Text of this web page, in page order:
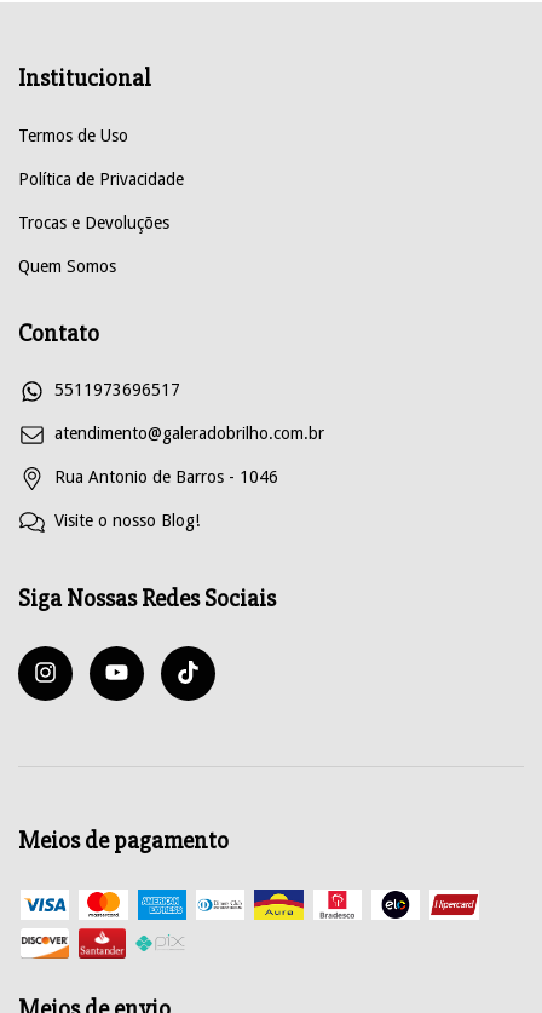
Institucional
Termos de Uso
Política de Privacidade
Trocas e Devoluções
Quem Somos
Contato
5511973696517
atendimento@galeradobrilho.com.br
Rua Antonio de Barros - 1046
Visite o nosso Blog!
Siga Nossas Redes Sociais
Meios de pagamento